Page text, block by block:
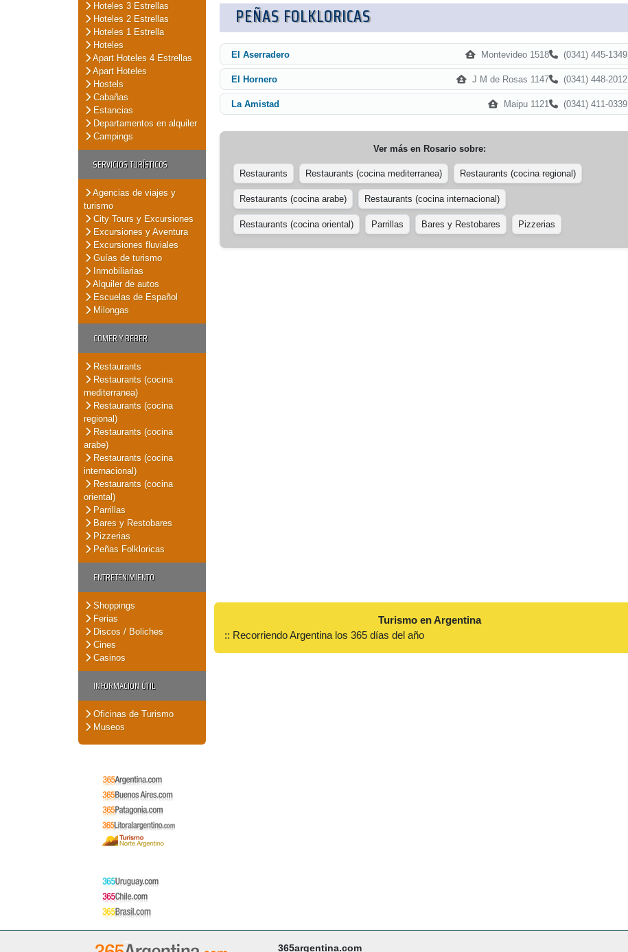
Hoteles 3 Estrellas
Hoteles 2 Estrellas
Hoteles 1 Estrella
Hoteles
Apart Hoteles 4 Estrellas
Apart Hoteles
Hostels
Cabañas
Estancias
Departamentos en alquiler
Campings
SERVICIOS TURÍSTICOS
Agencias de viajes y
turismo
City Tours y Excursiones
Excursiones y Aventura
Excursiones fluviales
Guías de turismo
Inmobiliarias
Alquiler de autos
Escuelas de Español
Milongas
COMER Y BEBER
Restaurants
Restaurants (cocina
mediterranea)
Restaurants (cocina
regional)
Restaurants (cocina
arabe)
Restaurants (cocina
internacional)
Restaurants (cocina
oriental)
Parrillas
Bares y Restobares
Pizzerias
Peñas Folkloricas
ENTRETENIMIENTO
Shoppings
Ferias
Discos / Boliches
Cines
Casinos
INFORMACIÓN ÚTIL
Oficinas de Turismo
Museos
PEÑAS FOLKLORICAS
El Aserradero Montevideo 1518 (0341) 445-1349
El Hornero J M de Rosas 1147 (0341) 448-2012
La Amistad Maipu 1121 (0341) 411-0339
Ver más en Rosariosobre:
Restaurants Restaurants (cocina mediterranea) Restaurants (cocina regional)
Restaurants (cocina arabe) Restaurants (cocina internacional)
Restaurants (cocina oriental) Parrillas Bares y Restobares Pizzerias
Turismo en Argentina
:: Recorriendo Argentina los 365 días del año
365argentina.com